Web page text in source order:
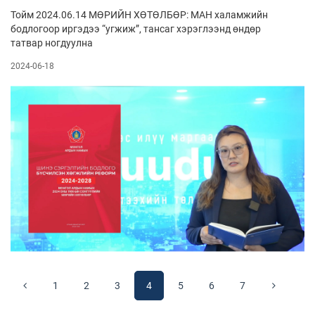
Тойм 2024.06.14 МӨРИЙН ХӨТӨЛБӨР: МАН халамжийн
бодлогоор иргэдээ “угжиж”, тансаг хэрэглээнд өндөр
татвар ногдуулна
2024-06-18
1 2 3 4 5 6 7